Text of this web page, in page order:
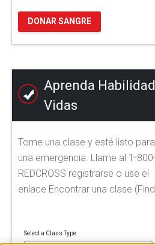
DONAR SANGRE
Aprenda
Vidas
Tome una clase y esté listo
una emergencia. Llame al 1-800-
REDCROSS registrarse o use el
enlace Encontrar una clase
Select a Class Type